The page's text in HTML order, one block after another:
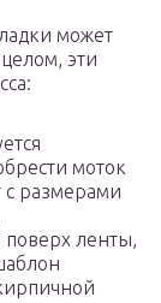
может
эти
моток
с размерами
поверх ленты,